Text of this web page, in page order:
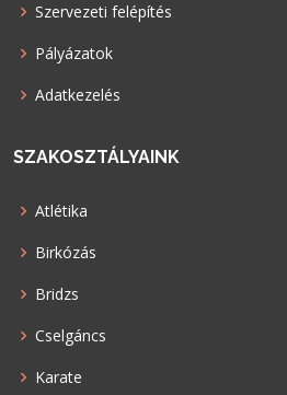
Szervezeti felépítés
Pályázatok
Adatkezelés
SZAKOSZTÁLYAINK
Atlétika
Birkózás
Bridzs
Cselgáncs
Karate